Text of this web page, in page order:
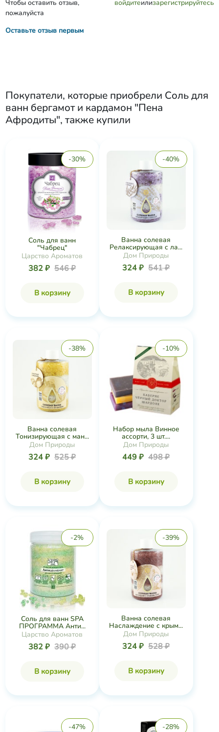
Чтобы оставить отзыв,
пожалуйста
войдитеилизарегистрируйтесь
Оставьте отзыв первым
Покупатели, которые приобрели Соль для
ванн бергамот и кардамон "Пена
Афродиты", также купили
-30%
Соль для ванн
"Чабрец"
Царство Ароматов
382 ₽ 546 ₽
В корзину
-40%
Ванна солевая
Релаксирующая с ла...
Дом Природы
324 ₽ 541 ₽
В корзину
-38%
Ванна солевая
Тонизирующая с ман...
Дом Природы
324 ₽ 525 ₽
В корзину
-10%
Набор мыла Винное
ассорти, 3 шт....
Дом Природы
449 ₽ 498 ₽
В корзину
-2%
Соль для ванн SPA
ПРОГРАММА Анти...
Царство Ароматов
382 ₽ 390 ₽
В корзину
-39%
Ванна солевая
Наслаждение с крым...
Дом Природы
324 ₽ 528 ₽
В корзину
-47% -28%